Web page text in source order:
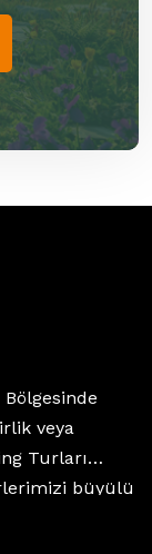
Bölgesinde
veya
Turları
büyülü
yolculukta